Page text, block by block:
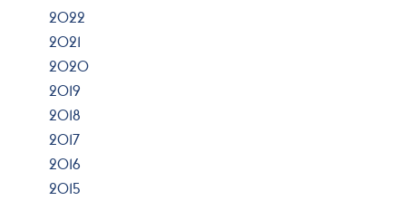
2022
2021
2020
2019
2018
2017
2016
2015